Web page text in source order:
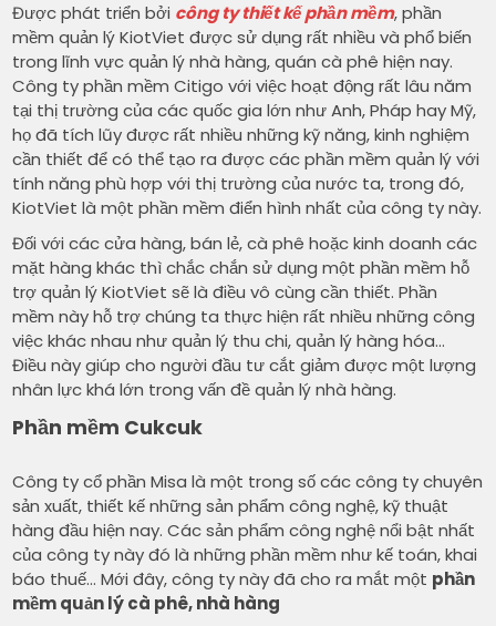
Được phát triển bởi công ty thiết kế phần mềm, phần
mềm quản lý KiotViet được sử dụng rất nhiều và phổ biến
trong lĩnh vực quản lý nhà hàng, quán cà phê hiện nay.
Công ty phần mềm Citigo với việc hoạt động rất lâu năm
tại thị trường của các quốc gia lớn như Anh, Pháp hay Mỹ,
họ đã tích lũy được rất nhiều những kỹ năng, kinh nghiệm
cần thiết để có thể tạo ra được các phần mềm quản lý với
tính năng phù hợp với thị trường của nước ta, trong đó,
KiotViet là một phần mềm điển hình nhất của công ty này.
Đối với các cửa hàng, bán lẻ, cà phê hoặc kinh doanh các
mặt hàng khác thì chắc chắn sử dụng một phần mềm hỗ
trợ quản lý KiotViet sẽ là điều vô cùng cần thiết. Phần
mềm này hỗ trợ chúng ta thực hiện rất nhiều những công
việc khác nhau như quản lý thu chi, quản lý hàng hóa…
Điều này giúp cho người đầu tư cắt giảm được một lượng
nhân lực khá lớn trong vấn đề quản lý nhà hàng.
Phần mềm Cukcuk
Công ty cổ phần Misa là một trong số các công ty chuyên
sản xuất, thiết kế những sản phẩm công nghệ, kỹ thuật
hàng đầu hiện nay. Các sản phẩm công nghệ nổi bật nhất
của công ty này đó là những phần mềm như kế toán, khai
báo thuế… Mới đây, công ty này đã cho ra mắt một phần
mềm quản lý cà phê, nhà hàng